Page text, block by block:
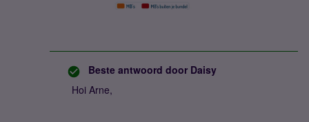
Beste antwoord door Daisy
Hoi Arne,